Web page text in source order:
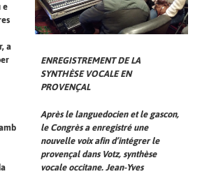
e
a
ENREGISTREMENT DE LA
SYNTHÈSE VOCALE EN
PROVENÇAL
Après le languedocien et le gascon,
le Congrès a enregistré une
nouvelle voix afin d’intégrer le
provençal dans Votz, synthèse
vocale occitane. Jean-Yves